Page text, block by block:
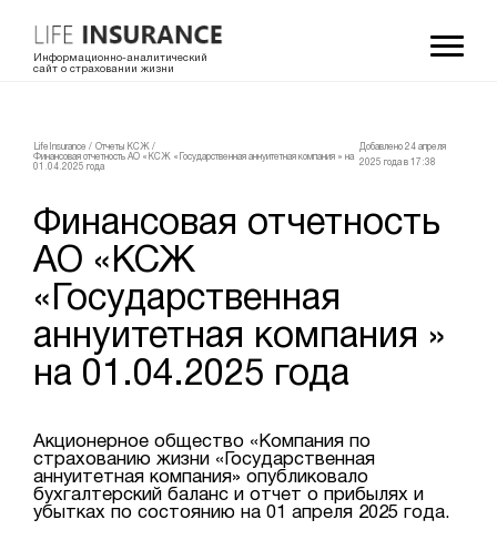
Информационно-аналитический
сайт о страховании жизни
LifeInsurance / Отчеты КСЖ /
Финансовая отчетность АО «КСЖ «Государственная аннуитетная компания » на
01.04.2025 года
Добавлено 24 апреля
2025 года в 17:38
Финансовая отчетность
АО «КСЖ
«Государственная
аннуитетная компания »
на 01.04.2025 года
Акционерное общество «Компания по
страхованию жизни «Государственная
аннуитетная компания» опубликовало
бухгалтерский баланс и отчет о прибылях и
убытках по состоянию на 01 апреля 2025 года.